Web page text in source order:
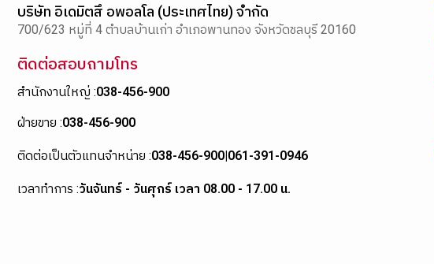
บริษัท อิเดมิตสึ อพอลโล (ประเทศไทย) จำกัด
700/623 หมู่ที่ 4 ตำบลบ้านเก่า อำเภอพานทอง จังหวัดชลบุรี 20160
ติดต่อสอบถามโทร
สำนักงานใหญ่ :038-456-900
ฝ่ายขาย :038-456-900
ติดต่อเป็นตัวแทนจำหน่าย :038-456-900 061-391-0946
เวลาทำการ :วันจันทร์ - วันศุกร์ เวลา 08.00 - 17.00 น.